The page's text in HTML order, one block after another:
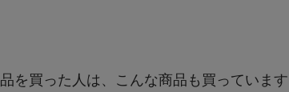
を買った人は、こんな商品も買っています